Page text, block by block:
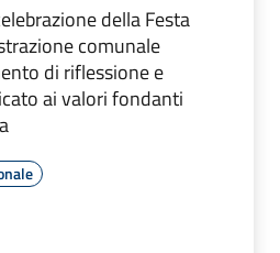
della Festa
comunale
di riflessione e
ai valori fondanti